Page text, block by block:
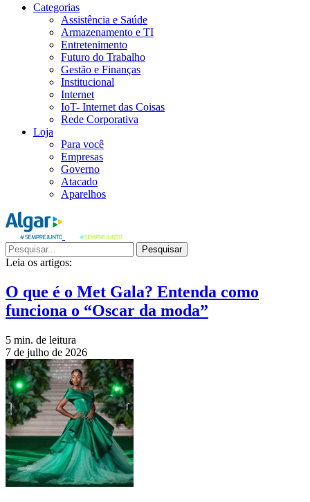
Categorias
Assistência e Saúde
Armazenamento e TI
Entretenimento
Futuro do Trabalho
Gestão e Finanças
Institucional
Internet
IoT- Internet das Coisas
Rede Corporativa
Loja
Para você
Empresas
Governo
Atacado
Aparelhos
Pesquisar
Leia os artigos:
O que é o Met Gala? Entenda como
funciona o “Oscar da moda”
5 min. de leitura
7 de julho de 2026